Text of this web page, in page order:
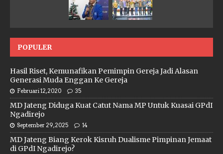
POPULER
Hasil Riset, Kemunafikan Pemimpin Gereja Jadi Alasan
Generasi Muda Enggan Ke Gereja
Februari 12, 2020 35
MD Jateng Diduga Kuat Catut Nama MP Untuk Kuasai GPdI
Ngadirejo
September 29, 2025 14
MD Jateng Biang Kerok Kisruh Dualisme Pimpinan Jemaat
di GPdI Ngadirejo?